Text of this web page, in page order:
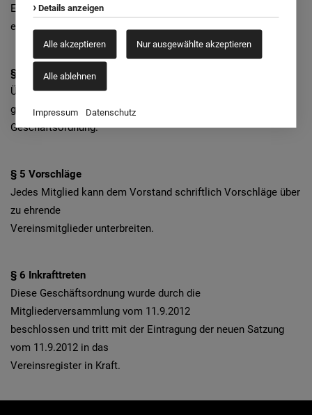
Details anzeigen
Alle akzeptieren Nur ausgewählte akzeptieren
Alle ablehnen
Impressum Datenschutz
Ehemalige Vorsitzende können zum Ehrenvorsitzenden
ernannt werden.
§ 4 Verleihung
Über die Verleihung der Ehrungen entscheidet der Vorstand
gemäß seiner
Geschäftsordnung.
§ 5 Vorschläge
Jedes Mitglied kann dem Vorstand schriftlich Vorschläge über
zu ehrende
Vereinsmitglieder unterbreiten.
§ 6 Inkrafttreten
Diese Geschäftsordnung wurde durch die
Mitgliederversammlung vom 11.9.2012
beschlossen und tritt mit der Eintragung der neuen Satzung
vom 11.9.2012 in das
Vereinsregister in Kraft.